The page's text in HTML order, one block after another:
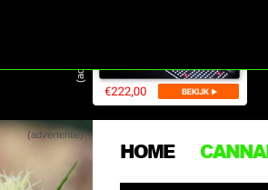
(advertentie)
(advertentie)
HOME